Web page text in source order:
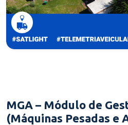
MGA – Módulo de
(Máquinas Pesadas e